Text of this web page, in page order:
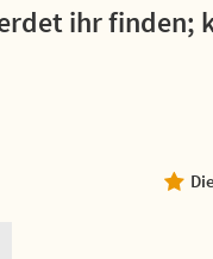
ihr finden;